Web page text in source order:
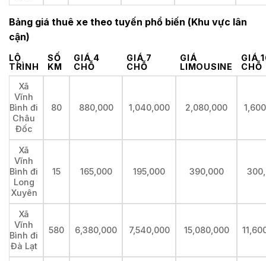
Bảng giá thuê xe theo tuyến phổ biến (Khu vực lân
cận)
LỘ
TRÌNH
SỐ
KM
GIÁ 4
CHỖ
GIÁ 7
CHỖ
GIÁ
LIMOUSINE
GIÁ
CHỖ
Xã
Vĩnh
Bình đi
Châu
Đốc
80 880,000 1,040,000 2,080,000
Xã
Vĩnh
Bình đi
Long
Xuyên
15 165,000 195,000 390,000
Xã
Vĩnh
Bình đi
Đà Lạt
580 6,380,000 7,540,000 15,080,000